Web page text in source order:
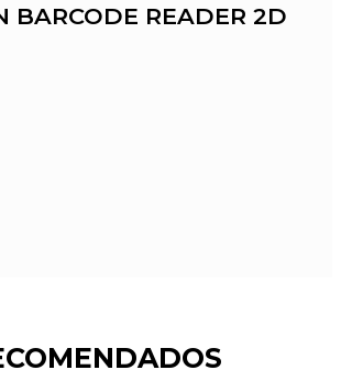
BARCODE READER 2D